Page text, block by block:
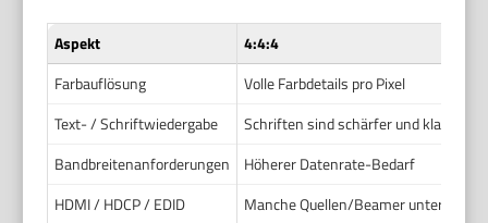
Aspekt
4:4:4
Farbauflösung
Volle Farbdetails pro Pixel
Text- / Schriftwiedergabe
Schriften sind schärfer und klarer
Bandbreitenanforderungen
Höherer Datenrate-Bedarf
HDMI / HDCP / EDID
Manche Quellen/Beamer